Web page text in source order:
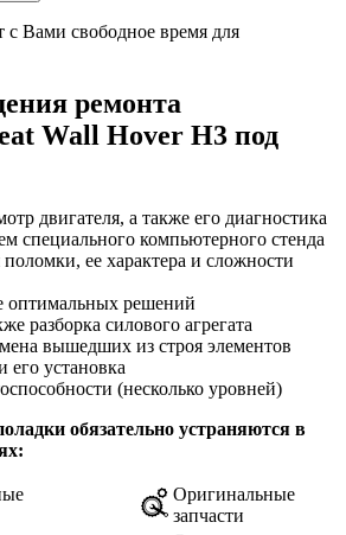
с Вами свободное время для
ремонта
Wall Hover H3 под
двигателя, а также его диагностика
специального компьютерного стенда
ее характера и сложности
оптимальных решений
разборка силового агрегата
вышедших из строя элементов
его установка
(несколько уровней)
обязательно устраняются в
Оригинальные
запчасти